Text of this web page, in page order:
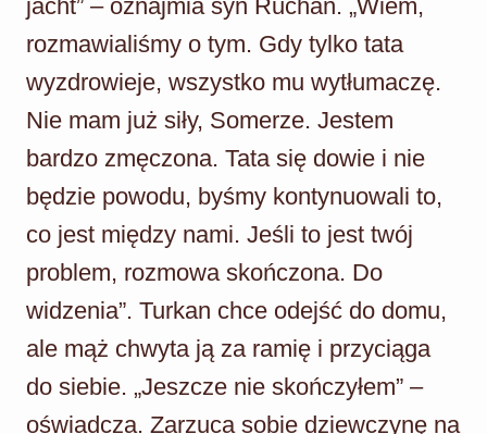
jacht” – oznajmia syn Ruchan. „Wiem,
rozmawialiśmy o tym. Gdy tylko tata
wyzdrowieje, wszystko mu wytłumaczę.
Nie mam już siły, Somerze. Jestem
bardzo zmęczona. Tata się dowie i nie
będzie powodu, byśmy kontynuowali to,
co jest między nami. Jeśli to jest twój
problem, rozmowa skończona. Do
widzenia”. Turkan chce odejść do domu,
ale mąż chwyta ją za ramię i przyciąga
do siebie. „Jeszcze nie skończyłem” –
oświadcza. Zarzuca sobie dziewczynę na